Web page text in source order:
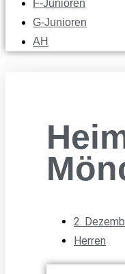
F-Junioren
G-Junioren
AH
2.
Herren